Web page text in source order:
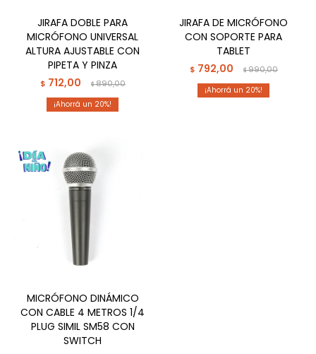
JIRAFA DOBLE PARA
MICRÓFONO UNIVERSAL
ALTURA AJUSTABLE CON
PIPETA Y PINZA
$ 712,00 $890,00
20
JIRAFA DE MICRÓFONO
CON SOPORTE PARA
TABLET
$ 792,00 $990,00
20
MICRÓFONO DINÁMICO
CON CABLE 4 METROS 1/4
PLUG SIMIL SM58 CON
SWITCH